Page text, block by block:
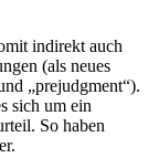
indirekt auch
(als neues
„prejudgment“).
sich um ein
So haben